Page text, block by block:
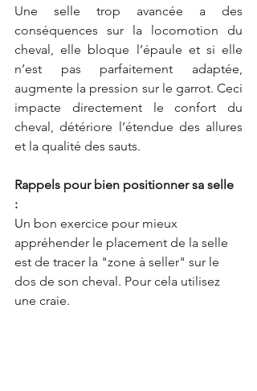
Une selle trop avancée a des
conséquences sur la locomotion du
cheval, elle bloque l’épaule et si elle
n’est pas parfaitement adaptée,
augmente la pression sur le garrot. Ceci
impacte directement le confort du
cheval, détériore l’étendue des allures
et la qualité des sauts.
Rappels pour bien positionner sa selle
:
Un bon exercice pour mieux
appréhender le placement de la selle
est de tracer la "zone à seller" sur le
dos de son cheval. Pour cela utilisez
une craie.